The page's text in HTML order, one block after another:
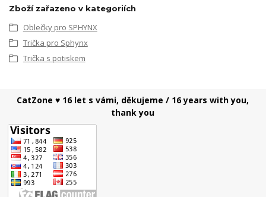
Zboží zařazeno v kategoriích
Oblečky pro SPHYNX
Trička pro Sphynx
Trička s potiskem
CatZone ♥ 16 let s vámi, děkujeme / 16 years with you,
thank you